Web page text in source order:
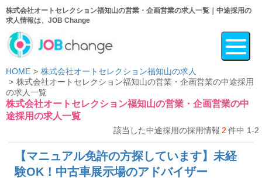
株式会社オートセレクション福知山の営業・企画営業の求人一覧｜中途採用の
求人情報は、JOB Change
HOME
株式会社オートセレクション福知山の求人
株式会社オートセレクション福知山の営業・企画営業の中途採用
の求人一覧
株式会社オートセレクション福知山の営業・企画営業の中
途採用の求人一覧
該当した中途採用の採用情報 2 件中 1-2
【マニュアル免許の方探しています】未経
験OK！中古車展示場のアドバイザー